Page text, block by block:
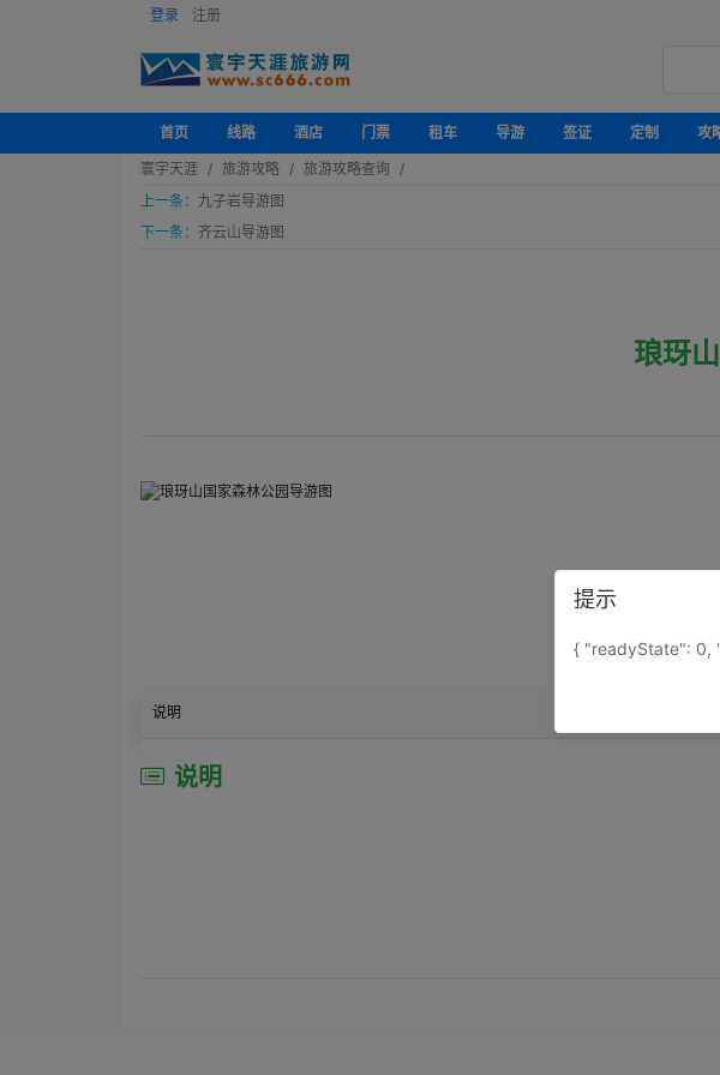
登录 注册
首页 线路 酒店 门票 租车 导游 签证 定制
攻
寰宇天涯
旅游攻略
旅游攻略查询
上一条： 九子岩导游图
下一条： 齐云山导游图
琅玡
说明
说明
提示
{ "readyState": 0,